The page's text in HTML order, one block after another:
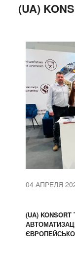
(UA)
04 АПРЕЛЯ
(UA)